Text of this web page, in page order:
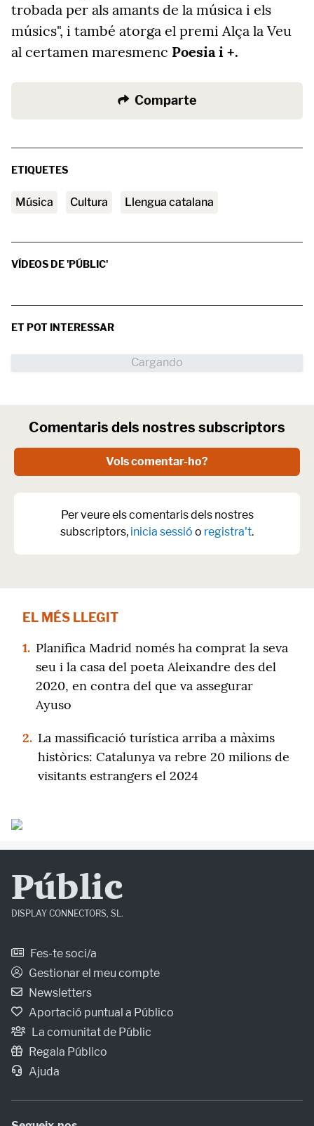
trobada per als amants de la música i els
músics", i també atorga el premi Alça la Veu
al certamen maresmenc Poesia i +.
Comparte
ETIQUETES
Música Cultura Llengua catalana
VÍDEOS DE 'PÚBLIC'
ET POT INTERESSAR
Comentaris dels nostres subscriptors
Vols comentar-ho?
Per veure els comentaris dels nostres
subscriptors, inicia sessió o registra't.
EL MÉS LLEGIT
1. Planifica Madrid només ha comprat la seva
seu i la casa del poeta Aleixandre des del
2020, en contra del que va assegurar
Ayuso
2. La massificació turística arriba a màxims
històrics: Catalunya va rebre 20 milions de
visitants estrangers el 2024
Públic
DISPLAY CONNECTORS, SL.
Fes-te soci/a
Gestionar el meu compte
Newsletters
Aportació puntual a Público
La comunitat de Públic
Regala Público
Ajuda